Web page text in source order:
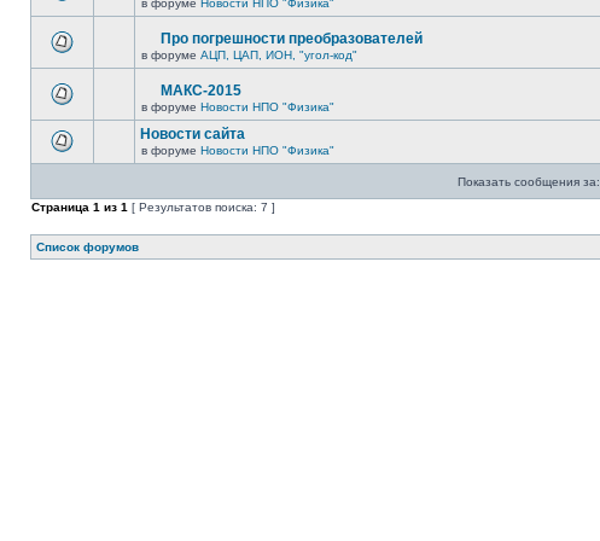
в форуме Новости НПО "Физика"
Про погрешности преобразователей
в форуме АЦП, ЦАП, ИОН, "угол-код"
МАКС-2015
в форуме Новости НПО "Физика"
Новости сайта
в форуме Новости НПО "Физика"
Показать сообщения за:
Страница 1 из 1 [ Результатов поиска: 7 ]
Список форумов